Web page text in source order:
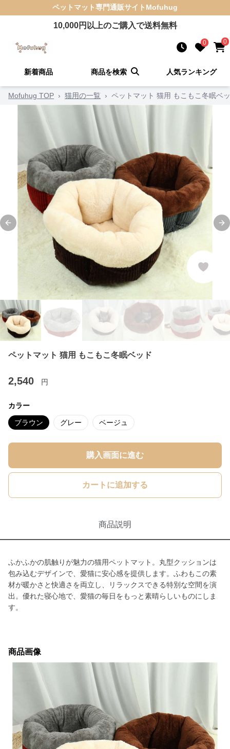
ペットマット専門通販サイト Mofuhug
10,000円以上のご購入で送料無料
0 0
新着商品 商品を検索 人気ランキング
Mofuhug TOP › 猫用の一覧 › ペットマット 猫用 もこもこ冬眠ベ
Previous slide
ペットマット 猫用 もこもこ冬眠ベッド
2,540 円
カラー
ブラウン グレー ベージュ
購入画面に進む
カートに追加する
商品説明
ふかふかの肌触りが魅力の猫用ペットマット。丸型クッションは
包み込むデザインで、愛猫に安心感を提供します。ふわもこの素
材が暖かさと快適さを両立し、リラックスできる特別な空間を演
出。優れた寝心地で、愛猫の毎日をもっと素晴らしいものにしま
す。
商品画像